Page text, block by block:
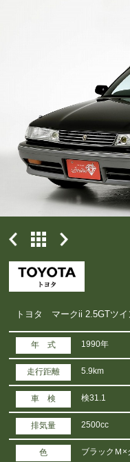
トヨタ マークii 2.5GTツイ
年 式 1990年
走行距離 5.9km
車 検 検31.1
排気量 2500cc
色 ブラックＭ×